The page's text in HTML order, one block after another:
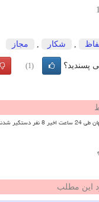
شكار مجاز
پسندید؟ (1)
این مطلب